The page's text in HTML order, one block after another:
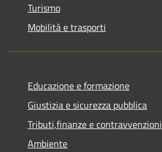
Turismo
Mobilità e trasporti
Educazione e formazione
Giustizia e sicurezza pubblica
Tributi,finanze e contravvenzioni
Ambiente